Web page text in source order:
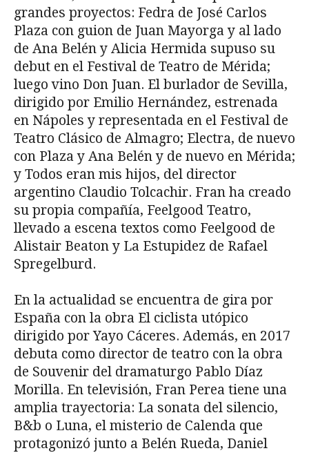
grandes proyectos: Fedra de José Carlos
Plaza con guion de Juan Mayorga y al lado
de Ana Belén y Alicia Hermida supuso su
debut en el Festival de Teatro de Mérida;
luego vino Don Juan. El burlador de Sevilla,
dirigido por Emilio Hernández, estrenada
en Nápoles y representada en el Festival de
Teatro Clásico de Almagro; Electra, de nuevo
con Plaza y Ana Belén y de nuevo en Mérida;
y Todos eran mis hijos, del director
argentino Claudio Tolcachir. Fran ha creado
su propia compañía, Feelgood Teatro,
llevado a escena textos como Feelgood de
Alistair Beaton y La Estupidez de Rafael
Spregelburd.
En la actualidad se encuentra de gira por
España con la obra El ciclista utópico
dirigido por Yayo Cáceres. Además, en 2017
debuta como director de teatro con la obra
de Souvenir del dramaturgo Pablo Díaz
Morilla. En televisión, Fran Perea tiene una
amplia trayectoria: La sonata del silencio,
B&b o Luna, el misterio de Calenda que
protagonizó junto a Belén Rueda, Daniel